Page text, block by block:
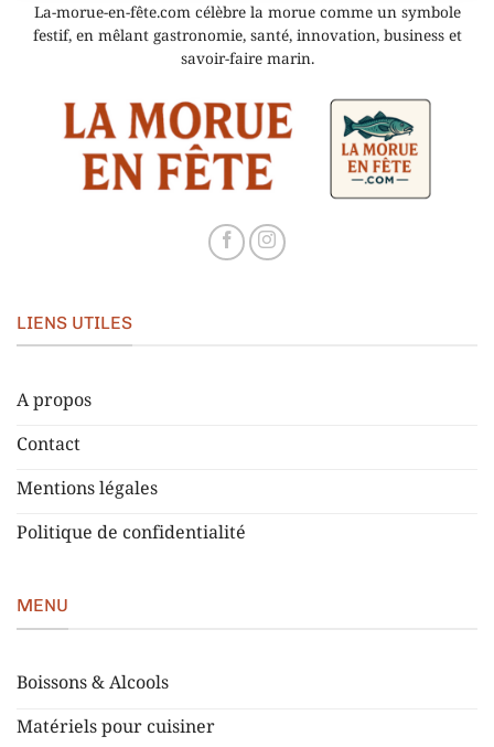
La-morue-en-fête.com célèbre la morue comme un symbole
festif, en mêlant gastronomie, santé, innovation, business et
savoir-faire marin.
LIENS UTILES
A propos
Contact
Mentions légales
Politique de confidentialité
MENU
Boissons & Alcools
Matériels pour cuisiner